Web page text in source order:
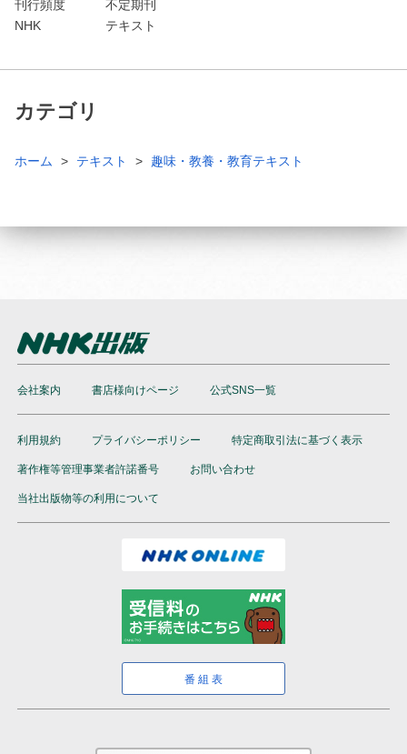
刊行頻度
不定期刊
NHK
テキスト
カテゴリ
ホーム テキスト 趣味・教養・教育テキスト
会社案内 書店様向けページ 公式SNS一覧
利用規約 プライバシーポリシー 特定商取引法に基づく表示
著作権等管理事業者許諾番号 お問い合わせ
当社出版物等の利用について
番組表